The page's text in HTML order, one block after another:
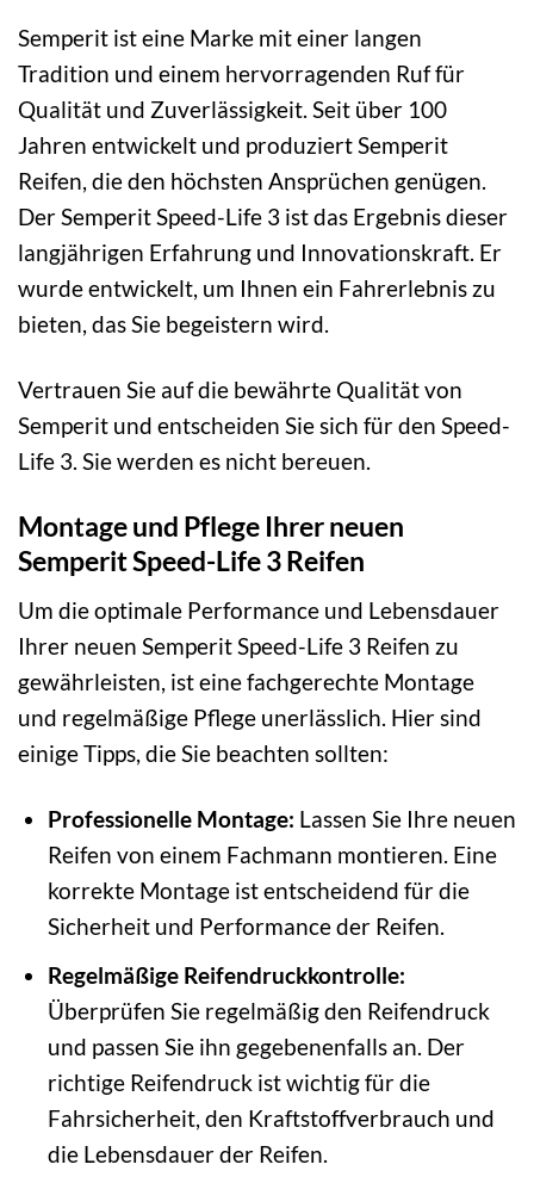
Semperit ist eine Marke mit einer langen
Tradition und einem hervorragenden Ruf für
Qualität und Zuverlässigkeit. Seit über 100
Jahren entwickelt und produziert Semperit
Reifen, die den höchsten Ansprüchen genügen.
Der Semperit Speed-Life 3 ist das Ergebnis dieser
langjährigen Erfahrung und Innovationskraft. Er
wurde entwickelt, um Ihnen ein Fahrerlebnis zu
bieten, das Sie begeistern wird.
Vertrauen Sie auf die bewährte Qualität von
Semperit und entscheiden Sie sich für den Speed-
Life 3. Sie werden es nicht bereuen.
Montage und Pflege Ihrer neuen
Semperit Speed-Life 3 Reifen
Um die optimale Performance und Lebensdauer
Ihrer neuen Semperit Speed-Life 3 Reifen zu
gewährleisten, ist eine fachgerechte Montage
und regelmäßige Pflege unerlässlich. Hier sind
einige Tipps, die Sie beachten sollten:
Professionelle Montage: Lassen Sie Ihre neuen
Reifen von einem Fachmann montieren. Eine
korrekte Montage ist entscheidend für die
Sicherheit und Performance der Reifen.
Regelmäßige Reifendruckkontrolle:
Überprüfen Sie regelmäßig den Reifendruck
und passen Sie ihn gegebenenfalls an. Der
richtige Reifendruck ist wichtig für die
Fahrsicherheit, den Kraftstoffverbrauch und
die Lebensdauer der Reifen.